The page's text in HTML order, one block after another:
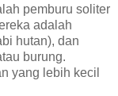
pemburu soliter
adalah
hutan), dan
burung.
yang lebih kecil